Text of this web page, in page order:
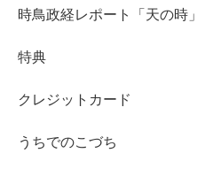
時鳥政経レポート「天の時」
特典
クレジットカード
うちでのこづち